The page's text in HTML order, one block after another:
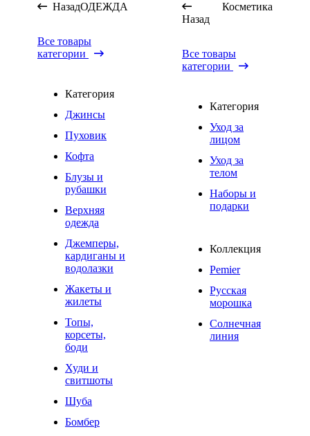
НазадОДЕЖДА
Все товары
категории
Категория
Джинсы
Пуховик
Кофта
Блузы и
рубашки
Верхняя
одежда
Джемперы,
кардиганы и
водолазки
Жакеты и
жилеты
Топы,
корсеты,
боди
Худи и
свитшоты
Шуба
Бомбер
Назад
Косметика
Все товары
категории
Категория
Уход за
лицом
Уход за
телом
Наборы и
подарки
Коллекция
Pemier
Русская
морошка
Солнечная
линия